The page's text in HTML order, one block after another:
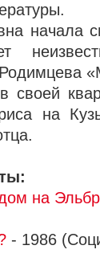
начала
своей
на
на
- 1986